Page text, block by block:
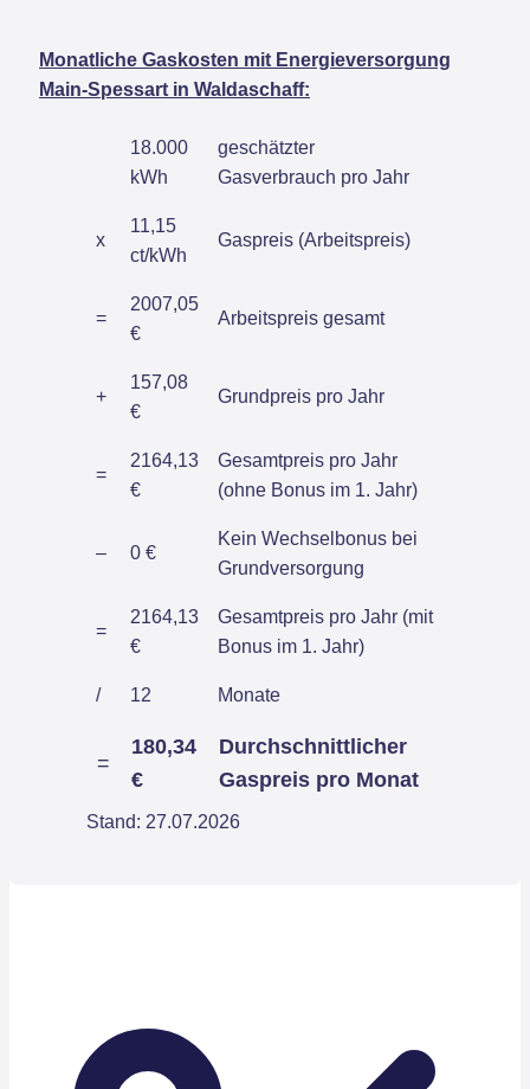
Monatliche Gaskosten mit Energieversorgung
Main-Spessart in Waldaschaff:
18.000
kWh
geschätzter
Gasverbrauch pro Jahr
x
11,15
ct/kWh
Gaspreis (Arbeitspreis)
=
2007,05
€
Arbeitspreis gesamt
+
157,08
€
Grundpreis pro Jahr
=
2164,13
€
Gesamtpreis pro Jahr
(ohne Bonus im 1. Jahr)
– 0 €
Kein Wechselbonus bei
Grundversorgung
=
2164,13
€
Gesamtpreis pro Jahr (mit
Bonus im 1. Jahr)
/ 12 Monate
=
180,34
€
Durchschnittlicher
Gaspreis pro Monat
Stand: 27.07.2026